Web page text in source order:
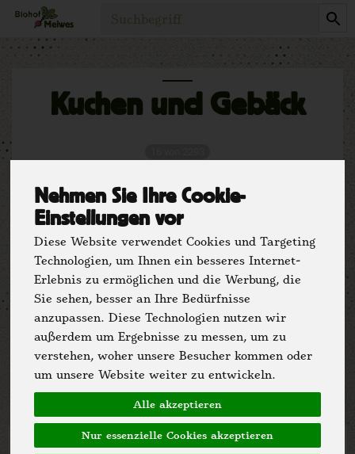
Nehmen Sie Ihre Cookie-
Einstellungen vor
Diese Website verwendet Cookies und Targeting
Technologien, um Ihnen ein besseres Internet-
Erlebnis zu ermöglichen und die Werbung, die
Sie sehen, besser an Ihre Bedürfnisse
anzupassen. Diese Technologien nutzen wir
außerdem um Ergebnisse zu messen, um zu
verstehen, woher unsere Besucher kommen oder
um unsere Website weiter zu entwickeln.
Alle akzeptieren
Nur essenzielle Cookies akzeptieren
Produkt
Kuchen und Gebäck
Hersteller Ernährung
Allergene